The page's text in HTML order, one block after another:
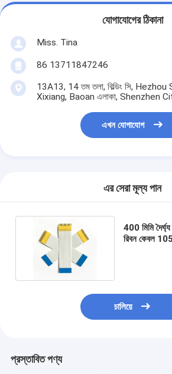
যোগাযোগের ঠিকানা
Miss. Tina
86 13711847246
13A13, 14 তম তলা, বিল্ডিং সি, Hezhou
Xixiang, Baoan এলাকা, Shenzhen
এখন যোগাযোগ
এর সেরা মূল্য পান
400 মিমি
রিবন কেবল
চালিয়ে
প্রস্তাবিত পণ্য